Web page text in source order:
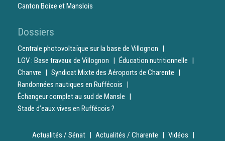
Canton Boixe et Manslois
Dossiers
Centrale photovoltaïque sur la base de Villognon
LGV : Base travaux de Villognon
Éducation nutritionnelle
Chanvre
Syndicat Mixte des Aéroports de Charente
Randonnées nautiques en Ruffécois
Échangeur complet au sud de Mansle
Stade d’eaux vives en Ruffécois ?
Actualités / Sénat Actualités / Charente
Vidéos